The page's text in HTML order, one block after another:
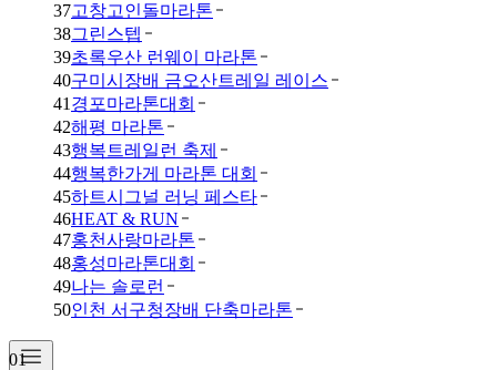
37고창고인돌마라톤
38그린스텝
39초록우산 런웨이 마라톤
40구미시장배 금오산트레일 레이스
41 경포마라톤대회
42해평 마라톤
43행복트레일런 축제
44행복한가게 마라톤 대회
45하트시그널 러닝 페스타
46HEAT & RUN
47홍천사랑마라톤
48홍성마라톤대회
49나는 솔로런
50인천 서구청장배 단축마라톤
01